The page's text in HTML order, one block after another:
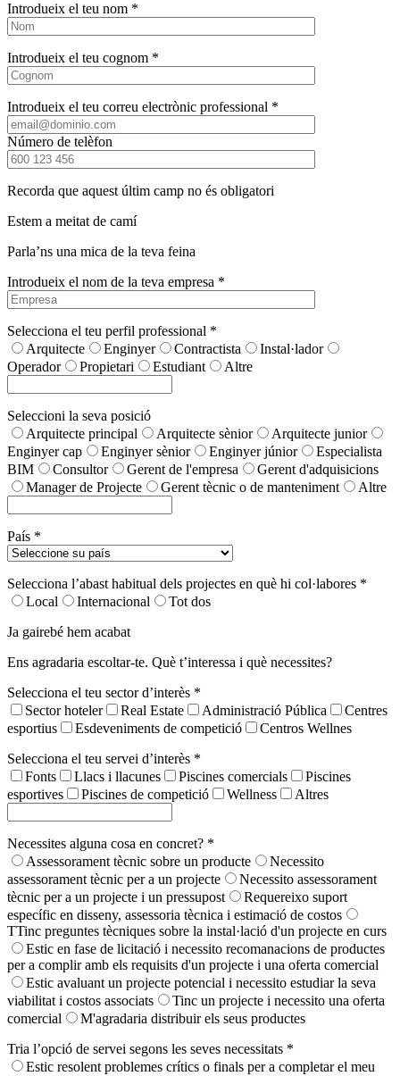
Introdueix el teu nom *
Introdueix el teu cognom *
Introdueix el teu correu electrònic professional *
Número de telèfon
Recorda que aquest últim camp no és obligatori
Estem a meitat de camí
Parla’ns una mica de la teva feina
Introdueix el nom de la teva empresa *
Selecciona el teu perfil professional *
Arquitecte
Enginyer Contractista
Instal·lador
Operador
Propietari Estudiant Altre
Seleccioni la seva posició
Arquitecte principal
Arquitecte sènior
Arquitecte junior
Enginyer cap
Enginyer sènior Enginyer júnior
Especialista
BIM
Consultor Gerent de l'empresa
Gerent d'adquisicions
Manager de Projecte
Gerent tècnic o de manteniment Altre
País *
Selecciona l’abast habitual dels projectes en què hi col·labores *
Local
Internacional
Tot dos
Ja gairebé hem acabat
Ens agradaria escoltar-te. Què t’interessa i què necessites?
Selecciona el teu sector d’interès *
Sector hoteler
Real Estate Administració Pública
Centres
esportius
Esdeveniments de competició
Centros Wellnes
Selecciona el teu servei d’interès *
Fonts
Llacs i llacunes Piscines comercials
Piscines
esportives
Piscines de competició Wellness Altres
Necessites alguna cosa en concret? *
Assessorament tècnic sobre un producte
Necessito
assessorament tècnic per a un projecte
Necessito assessorament
tècnic per a un projecte i un pressupost
Requereixo suport
específic en disseny, assessoria tècnica i estimació de costos
TTinc preguntes tècniques sobre la instal·lació d'un projecte en curs
Estic en fase de licitació i necessito recomanacions de productes
per a complir amb els requisits d'un projecte i una oferta comercial
Estic avaluant un projecte potencial i necessito estudiar la seva
viabilitat i costos associats
Tinc un projecte i necessito una oferta
comercial
M'agradaria distribuir els seus productes
Tria l’opció de servei segons les seves necessitats *
Estic resolent problemes crítics o finals per a completar el meu